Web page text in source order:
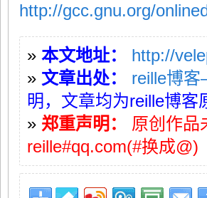
http://gcc.gnu.org/
» 本文地址：
http://
» 文章出处：
reille博
明，文章均为reille博客
» 郑重声明：
原创作品
reille#qq.com(#换成@)